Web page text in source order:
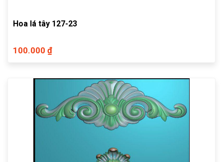
Hoa lá tây 127-23
100.000 ₫